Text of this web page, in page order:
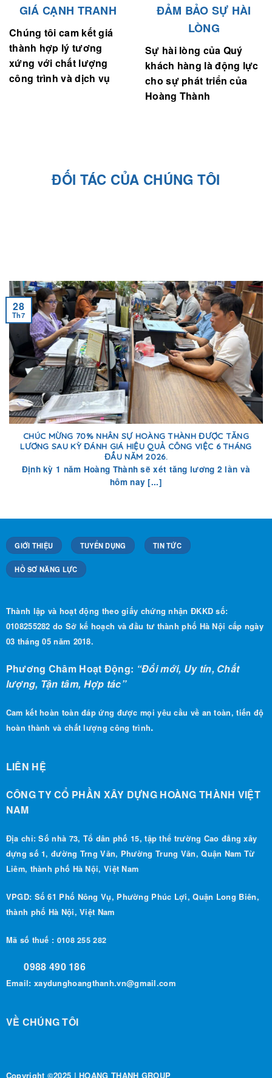
GIÁ CẠNH TRANH
Chúng tôi cam kết giá
thành hợp lý tương
xứng với chất lượng
công trình và dịch vụ
ĐẢM BẢO SỰ HÀI
LÒNG
Sự hài lòng của Quý
khách hàng là động lực
cho sự phát triển của
Hoàng Thành
ĐỐI TÁC CỦA CHÚNG TÔI
CHÚC MỪNG 70% NHÂN SỰ HOÀNG THÀNH ĐƯỢC TĂNG
LƯƠNG SAU KỲ ĐÁNH GIÁ HIỆU QUẢ CÔNG VIỆC 6 THÁNG
ĐẦU NĂM 2026.
Định kỳ 1 năm Hoàng Thành sẽ xét tăng lương 2 lần và
hôm nay [...]
28
Th7
GIỚI THIỆU TUYỂN DỤNG TIN TỨC
HỒ SƠ NĂNG LỰC
Thành lập và hoạt động theo giấy chứng nhận ĐKKD số:
0108255282 do Sở kế hoạch và đầu tư thành phố Hà Nội cấp ngày
03 tháng 05 năm 2018.
Phương Châm Hoạt Động: “Đổi mới, Uy tín, Chất
lượng, Tận tâm, Hợp tác”
Cam kết hoàn toàn đáp ứng được mọi yêu cầu về an toàn, tiến độ
hoàn thành và chất lượng công trình.
LIÊN HỆ
CÔNG TY CỔ PHẦN XÂY DỰNG HOÀNG THÀNH VIỆT
NAM
Địa chỉ: Số nhà 73, Tổ dân phố 15, tập thể trường Cao đẳng xây
dựng số 1, đường Trng Văn, Phường Trung Văn, Quận Nam Từ
Liêm, thành phố Hà Nội, Việt Nam
VPGD: Số 61 Phố Nông Vụ, Phường Phúc Lợi, Quận Long Biên,
thành phố Hà Nội, Việt Nam
Mã số thuế : 0108 255 282
0988 490 186
Email: xaydunghoangthanh.vn@gmail.com
VỀ CHÚNG TÔI
Copyright ©2025 | HOANG THANH GROUP